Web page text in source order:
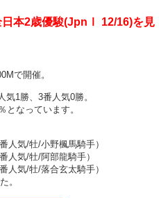
本2歳優駿(JpnⅠ 12/16)を見
で開催。
1勝、3番人気0勝。
となっています。
/牡/小野楓馬騎手）
/牡/阿部龍騎手）
気/牡/落合玄太騎手）
。